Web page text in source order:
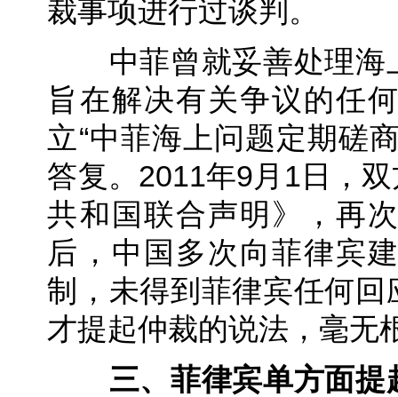
裁事项进行过谈判。
中菲曾就妥善处理海
旨在解决有关争议的任
立“中菲海上问题定期磋
答复。2011年9月1日，
共和国联合声明》，再
后，中国多次向菲律宾
制，未得到菲律宾任何
才提起仲裁的说法，毫无
三、菲律宾单方面提